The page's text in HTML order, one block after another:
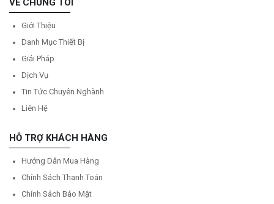
VỀ CHÚNG TÔI
Giới Thiệu
Danh Mục Thiết Bị
Giải Pháp
Dịch Vụ
Tin Tức Chuyên Nghành
Liên Hệ
HỖ TRỢ KHÁCH HÀNG
Hướng Dẫn Mua Hàng
Chính Sách Thanh Toán
Chính Sách Bảo Mật